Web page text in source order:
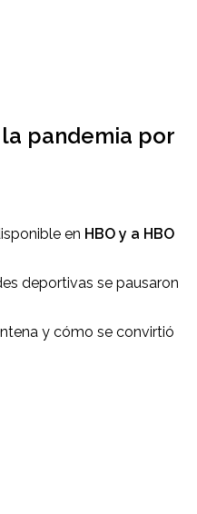
pandemia por
en HBO y a HBO
deportivas se pausaron
y cómo se convirtió